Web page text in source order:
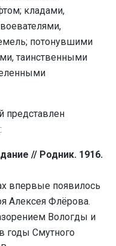
кладами,
потонувшими
таинственными
представлен
// Родник. 1916.
впервые появилось
Алексея Флёрова.
Вологды и
годы Смутного